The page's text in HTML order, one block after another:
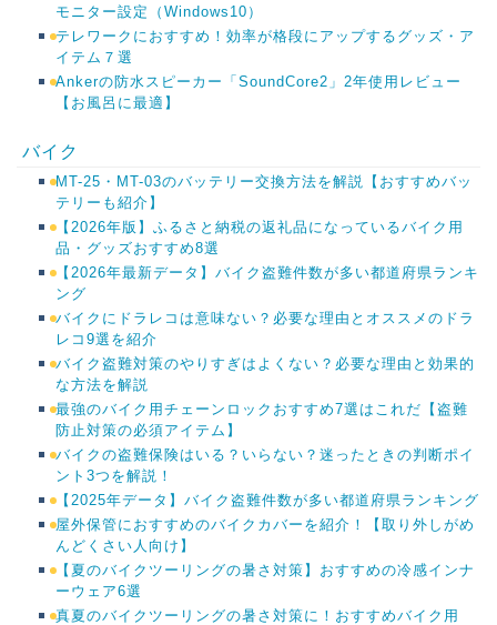
モニター設定（Windows10）
テレワークにおすすめ！効率が格段にアップするグッズ・ア
イテム７選
Ankerの防水スピーカー「SoundCore2」2年使用レビュー
【お風呂に最適】
バイク
MT-25・MT-03のバッテリー交換方法を解説【おすすめバッ
テリーも紹介】
【2026年版】ふるさと納税の返礼品になっているバイク用
品・グッズおすすめ8選
【2026年最新データ】バイク盗難件数が多い都道府県ランキ
ング
バイクにドラレコは意味ない？必要な理由とオススメのドラ
レコ9選を紹介
バイク盗難対策のやりすぎはよくない？必要な理由と効果的
な方法を解説
最強のバイク用チェーンロックおすすめ7選はこれだ【盗難
防止対策の必須アイテム】
バイクの盗難保険はいる？いらない？迷ったときの判断ポイ
ント3つを解説！
【2025年データ】バイク盗難件数が多い都道府県ランキング
屋外保管におすすめのバイクカバーを紹介！【取り外しがめ
んどくさい人向け】
【夏のバイクツーリングの暑さ対策】おすすめの冷感インナ
ーウェア6選
真夏のバイクツーリングの暑さ対策に！おすすめバイク用